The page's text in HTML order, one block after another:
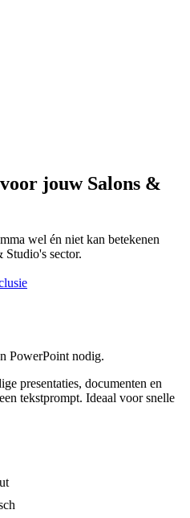
jouw Salons &
wel én niet kan betekenen
Studio's sector.
PowerPoint nodig.
presentaties, documenten en
tekstprompt. Ideaal voor snelle